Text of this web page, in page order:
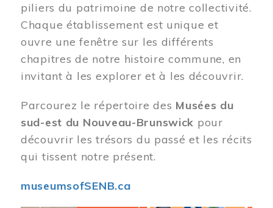
piliers du patrimoine de notre collectivité.
Chaque établissement est unique et
ouvre une fenêtre sur les différents
chapitres de notre histoire commune, en
invitant à les explorer et à les découvrir.
Parcourez le répertoire des Musées du
sud-est du Nouveau-Brunswick pour
découvrir les trésors du passé et les récits
qui tissent notre présent.
museumsofSENB.ca